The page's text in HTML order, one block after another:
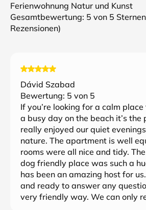
Ferienwohnung Natur und Kunst
Gesamtbewertung: 5 von 5
Rezensionen)
Dávid Szabad
Bewertung: 5 von 5
If you’re looking for a calm
a busy day on the beach it’s the
really enjoyed our quiet
nature. The apartment is well
rooms were all nice and tidy.
dog friendly place was such a
has been an amazing host for
and ready to answer any
very friendly way. We can only